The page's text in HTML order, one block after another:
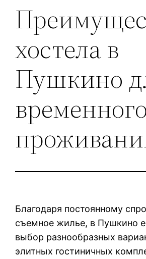
хостела в
Пушкино
временного
Благодаря постоянному
съемное жилье, в Пушкино
выбор разнообразных
элитных гостиничных